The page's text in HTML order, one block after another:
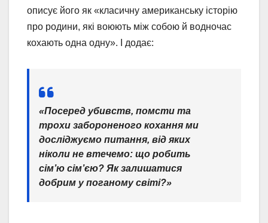
описує його як «класичну американську історію
про родини, які воюють між собою й водночас
кохають одна одну». І додає:
«Посеред убивств, помсти та
трохи забороненого кохання ми
досліджуємо питання, від яких
ніколи не втечемо: що робить
сім’ю сім’єю? Як залишатися
добрим у поганому світі?»